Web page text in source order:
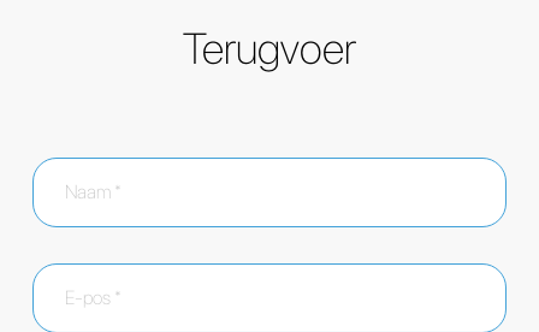
Terugvoer